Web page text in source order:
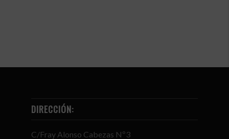
DIRECCIÓN:
C/Fray Alonso Cabezas Nº3